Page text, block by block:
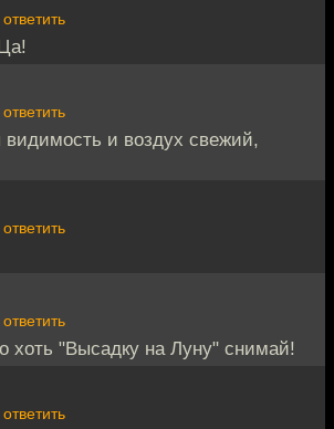
ответить
ответить
и воздух свежий,
ответить
ответить
хоть "Высадку на Луну" снимай!
ответить